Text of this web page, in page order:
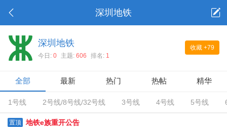
深圳地铁
收藏 +79
深圳地铁
今日: 0 主题: 606 排名: 1
全部 最新 热门 热帖 精华
1号线 2号线/8号线/32号线 3号线 4号线 5号线
置顶 地铁e族重开公告